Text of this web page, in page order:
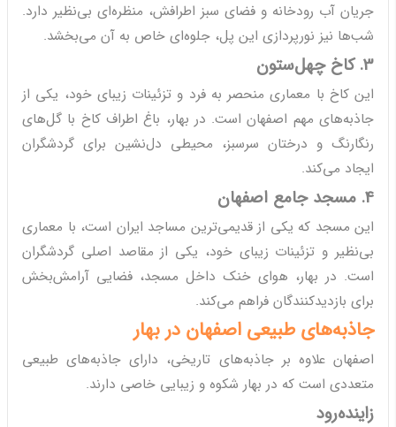
جریان آب رودخانه و فضای سبز اطرافش، منظره‌ای بی‌نظیر دارد.
شب‌ها نیز نورپردازی این پل، جلوه‌ای خاص به آن می‌بخشد.
3. کاخ چهل‌ستون
این کاخ با معماری منحصر به فرد و تزئینات زیبای خود، یکی از
جاذبه‌های مهم اصفهان است. در بهار، باغ اطراف کاخ با گل‌های
رنگارنگ و درختان سرسبز، محیطی دل‌نشین برای گردشگران
ایجاد می‌کند.
4. مسجد جامع اصفهان
این مسجد که یکی از قدیمی‌ترین مساجد ایران است، با معماری
بی‌نظیر و تزئینات زیبای خود، یکی از مقاصد اصلی گردشگران
است. در بهار، هوای خنک داخل مسجد، فضایی آرامش‌بخش
برای بازدیدکنندگان فراهم می‌کند.
جاذبه‌های طبیعی اصفهان در بهار
اصفهان علاوه بر جاذبه‌های تاریخی، دارای جاذبه‌های طبیعی
متعددی است که در بهار شکوه و زیبایی خاصی دارند.
زاینده‌رود